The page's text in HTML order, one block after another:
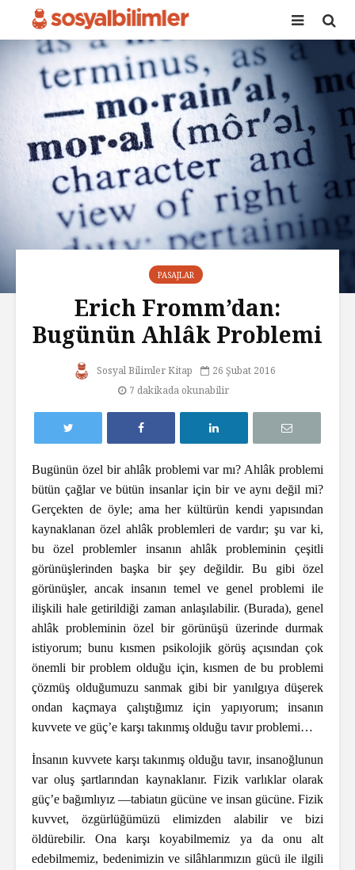
PASAJLAR
Erich Fromm’dan:
Bugünün Ahlâk Problemi
Sosyal Bilimler Kitap
26 Şubat 2016
7 dakikada okunabilir
Bugünün özel bir ahlâk problemi var mı? Ahlâk problemi
bütün çağlar ve bütün insanlar için bir ve aynı değil mi?
Gerçekten de öyle; ama her kültürün kendi yapısından
kaynaklanan özel ahlâk problemleri de vardır; şu var ki,
bu özel problemler insanın ahlâk probleminin çeşitli
görünüşlerinden başka bir şey değildir. Bu gibi özel
görünüşler, ancak insanın temel ve genel problemi ile
ilişkili hale getirildiği zaman anlaşılabilir. (Burada), genel
ahlâk probleminin özel bir görünüşü üzerinde durmak
istiyorum; bunu kısmen psikolojik görüş açısından çok
önemli bir problem olduğu için, kısmen de bu problemi
çözmüş olduğumuzu sanmak gibi bir yanılgıya düşerek
ondan kaçmaya çalıştığımız için yapıyorum; insanın
kuvvete ve güç’e karşı takınmış olduğu tavır problemi…
İnsanın kuvvete karşı takınmış olduğu tavır, insanoğlunun
var oluş şartlarından kaynaklanır. Fizik varlıklar olarak
güç’e bağımlıyız —tabiatın gücüne ve insan gücüne. Fizik
kuvvet, özgürlüğümüzü elimizden alabilir ve bizi
öldürebilir. Ona karşı koyabilmemiz ya da onu alt
edebilmemiz, bedenimizin ve silâhlarımızın gücü ile ilgili